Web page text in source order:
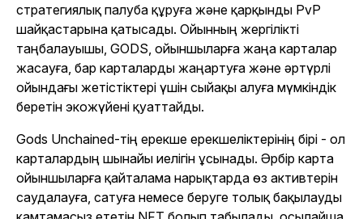
стратегиялық палуба құруға және қарқынды PvP
шайқастарына қатысады. Ойынның жергілікті
таңбалауышы, GODS, ойыншыларға жаңа карталар
жасауға, бар карталарды жаңартуға және әртүрлі
ойындағы жетістіктері үшін сыйақы алуға мүмкіндік
беретін экожүйені қуаттайды.
Gods Unchained-тің ерекше ерекшеліктерінің бірі - ол
карталардың шынайы иелігін ұсынады. Әрбір карта
ойыншыларға қайталама нарықтарда өз активтерін
саудалауға, сатуға немесе беруге толық бақылауды